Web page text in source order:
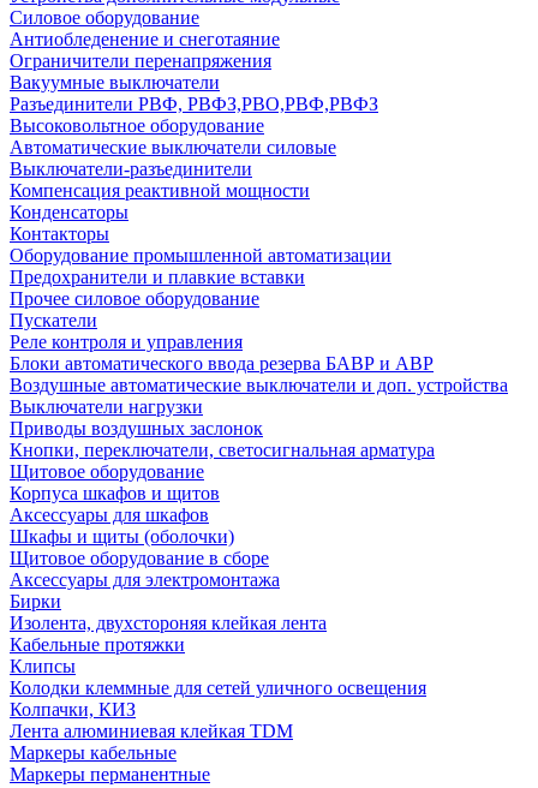
Силовое оборудование
Антиобледенение и снеготаяние
Ограничители перенапряжения
Вакуумные выключатели
Разъединители РВФ, РВФЗ,РВО,РВФ,РВФЗ
Высоковольтное оборудование
Автоматические выключатели cиловые
Выключатели-разъединители
Компенсация реактивной мощности
Конденсаторы
Контакторы
Оборудование промышленной автоматизации
Предохранители и плавкие вставки
Прочее силовое оборудование
Пускатели
Реле контроля и управления
Блоки автоматического ввода резерва БАВР и АВР
Воздушные автоматические выключатели и доп. устройства
Выключатели нагрузки
Приводы воздушных заслонок
Кнопки, переключатели, светосигнальная арматура
Щитовое оборудование
Корпуса шкафов и щитов
Аксессуары для шкафов
Шкафы и щиты (оболочки)
Щитовое оборудование в сборе
Аксессуары для электромонтажа
Бирки
Изолента, двухстороняя клейкая лента
Кабельные протяжки
Клипсы
Колодки клеммные для сетей уличного освещения
Колпачки, КИЗ
Лента алюминиевая клейкая TDM
Маркеры кабельные
Маркеры перманентные